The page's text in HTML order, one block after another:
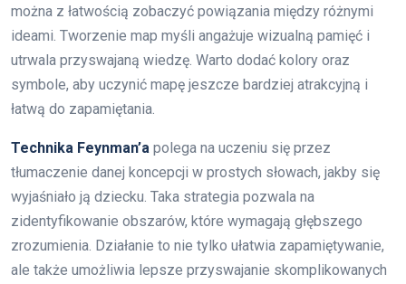
można z łatwością zobaczyć powiązania między różnymi
ideami. Tworzenie map myśli angażuje wizualną pamięć i
utrwala przyswajaną wiedzę. Warto dodać kolory oraz
symbole, aby uczynić mapę jeszcze bardziej atrakcyjną i
łatwą do zapamiętania.
Technika Feynman’a polega na uczeniu się przez
tłumaczenie danej koncepcji w prostych słowach, jakby się
wyjaśniało ją dziecku. Taka strategia pozwala na
zidentyfikowanie obszarów, które wymagają głębszego
zrozumienia. Działanie to nie tylko ułatwia zapamiętywanie,
ale także umożliwia lepsze przyswajanie skomplikowanych